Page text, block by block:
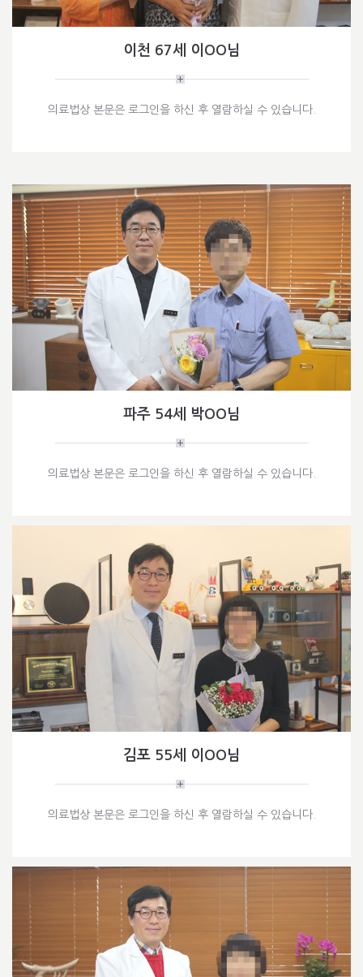
이천 67세 이OO님
의료법상 본문은 로그인을 하신 후 열람하실 수 있습니다.
파주 54세 박OO님
의료법상 본문은 로그인을 하신 후 열람하실 수 있습니다.
김포 55세 이OO님
의료법상 본문은 로그인을 하신 후 열람하실 수 있습니다.